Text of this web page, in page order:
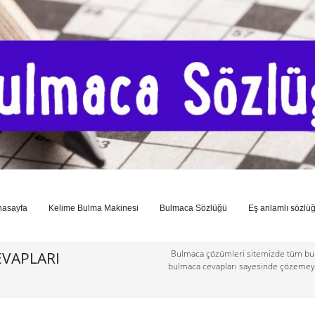
Kelime Bulma Makinesi Bulmaca Sözlüğü Eş anlamlı
Bulmaca çözümleri sitemizde tüm
bulmaca cevapları sayesinde